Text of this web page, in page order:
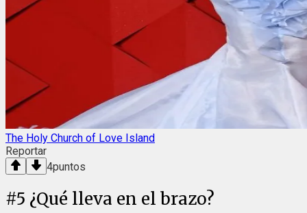
The Holy Church of Love Island
Reportar
4puntos
#5 ¿Qué lleva en el brazo?